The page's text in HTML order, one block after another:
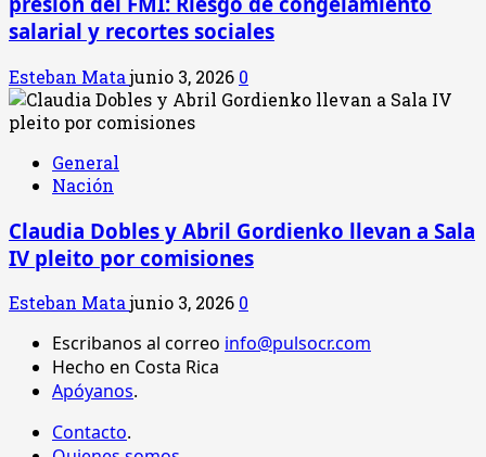
salarial y recortes sociales
Esteban Matajunio 3, 2026 0
General
Nación
Claudia Dobles y Abril Gordienko llevan a Sala
IV pleito por comisiones
Esteban Matajunio 3, 2026 0
Escribanos al correo info@pulsocr.com
Hecho en Costa Rica
Apóyanos.
Contacto.